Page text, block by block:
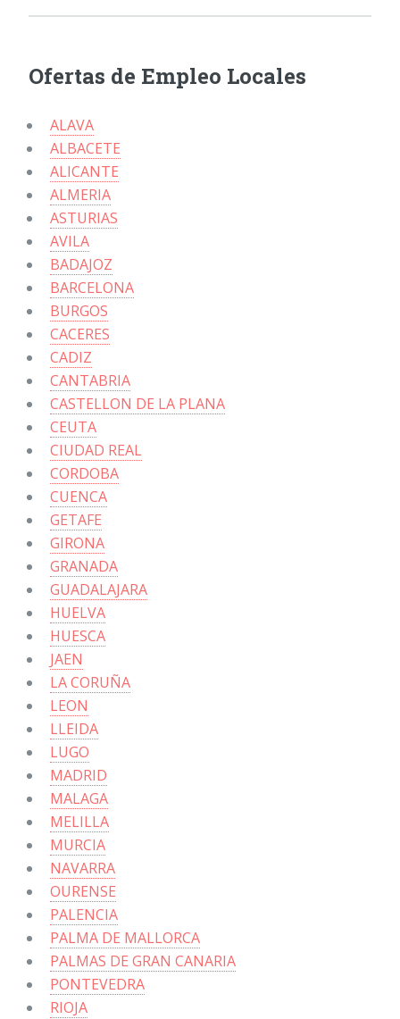
Ofertas de Empleo Locales
ALAVA
ALBACETE
ALICANTE
ALMERIA
ASTURIAS
AVILA
BADAJOZ
BARCELONA
BURGOS
CACERES
CADIZ
CANTABRIA
CASTELLON DE LA PLANA
CEUTA
CIUDAD REAL
CORDOBA
CUENCA
GETAFE
GIRONA
GRANADA
GUADALAJARA
HUELVA
HUESCA
JAEN
LA CORUÑA
LEON
LLEIDA
LUGO
MADRID
MALAGA
MELILLA
MURCIA
NAVARRA
OURENSE
PALENCIA
PALMA DE MALLORCA
PALMAS DE GRAN CANARIA
PONTEVEDRA
RIOJA